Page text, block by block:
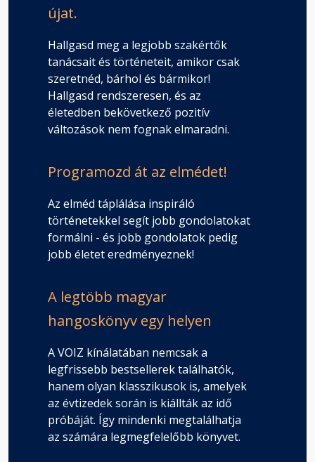
újat.
Hallgasd meg a legjobb szakértők
tanácsait és történeteit, amikor csak
szeretnéd, bárhol és bármikor!
Hallgasd rendszeresen, és az
életedben bekövetkező pozitív
változások nem fognak elmaradni.
Programozd át az elmédet!
Az elméd táplálása inspiráló
történetekkel segít jobb gondolatokat
formálni - és jobb gondolatok pedig
jobb életet eredményeznek!
A legtöbb magyar
hangoskönyv egy helyen
A VOIZ kínálatában nemcsak a
legfrissebb bestsellerek találhatók,
hanem olyan klasszikusok is, amelyek
az évtizedek során is kiállták az idő
próbáját. Így mindenki megtalálhatja
az számára legmegfelelőbb könyvet.